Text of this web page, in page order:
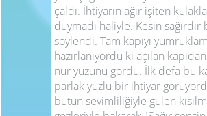
çaldı. İhtiyarın ağır işiten
duymadı haliyle. Kesin sağırdır
söylendi. Tam kapıyı
hazırlanıyordu ki açılan
nur yüzünü gördü. İlk defa bu
parlak yüzlü bir ihtiyar
bütün sevimliliğiyle gülen